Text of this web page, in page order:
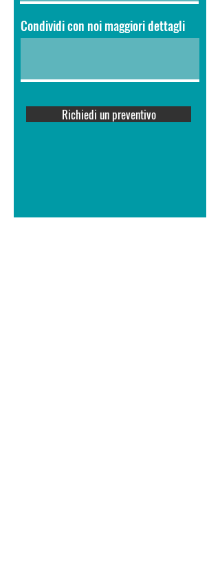
Condividi con noi maggiori dettagli
Richiedi un preventivo